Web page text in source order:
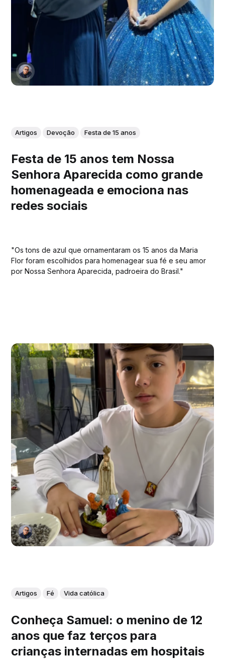
Artigos Devoção Festa de 15 anos
Festa de 15 anos tem Nossa
Senhora Aparecida como grande
homenageada e emociona nas
redes sociais
"Os tons de azul que ornamentaram os 15 anos da Maria
Flor foram escolhidos para homenagear sua fé e seu amor
por Nossa Senhora Aparecida, padroeira do Brasil."
Artigos Fé Vida católica
Conheça Samuel: o menino de 12
anos que faz terços para
crianças internadas em hospitais